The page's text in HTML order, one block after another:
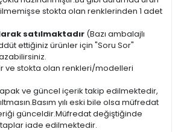
stokta olan renklerinden 1 adet
satılmaktadır (Bazı ambalajlı
ettiğiniz ürünler için "Soru Sor"
ve stokta olan renkleri/modelleri
ve güncel içerik takip edilmektedir,
yılı eski bile olsa müfredat
günceldir.Müfredat değiştiğinde
iade edilmektedir.